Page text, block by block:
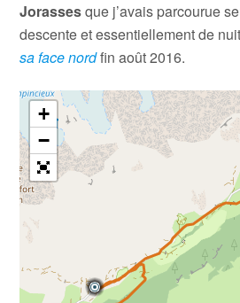
Jorassesque j’avais parcourue
descente et essentiellement de
sa face nordfin août 2016.
+
−